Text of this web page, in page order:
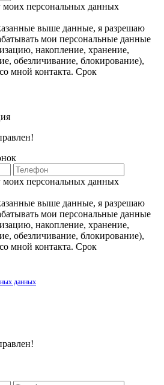
моих персональных данных
выше данные, я разрешаю
мои персональные данные
накопление, хранение,
обезличивание, блокирование),
мной контакта. Срок
моих персональных данных
выше данные, я разрешаю
мои персональные данные
накопление, хранение,
обезличивание, блокирование),
мной контакта. Срок
данных